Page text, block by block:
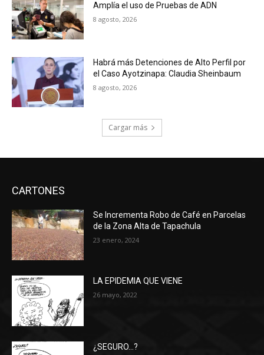
Amplía el uso de Pruebas de ADN
8 agosto, 2026
Habrá más Detenciones de Alto Perfil por
el Caso Ayotzinapa: Claudia Sheinbaum
8 agosto, 2026
Cargar más
CARTONES
Se Incrementa Robo de Café en Parcelas
de la Zona Alta de Tapachula
23 enero, 2024
LA EPIDEMIA QUE VIENE
26 mayo, 2022
¿SEGURO…?